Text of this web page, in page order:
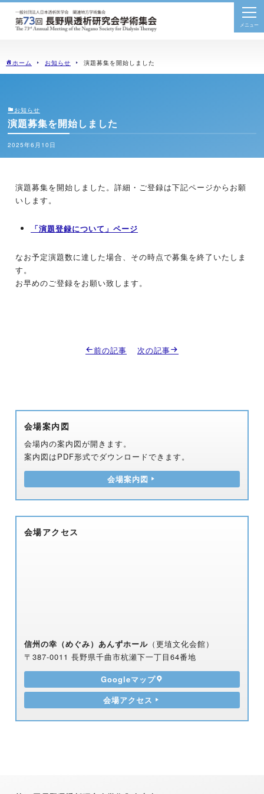
会場案内図
会場内の案内図が開きます。
案内図はPDF形式でダウンロードできます。
会場案内図
会場アクセス
信州の幸（めぐみ）あんずホール （更埴文化会館）
〒387-0011 長野県千曲市杭瀬下一丁目64番地
Googleマップ
会場アクセス
ホーム お知らせ 演題募集を開始しました
お知らせ
演題募集を開始しました
2025年6月10日
演題募集を開始しました。詳細・ご登録は下記ページからお願
いします。
「演題登録について」ページ
なお予定演題数に達した場合、その時点で募集を終了いたしま
す。
お早めのご登録をお願い致します。
前の記事 次の記事